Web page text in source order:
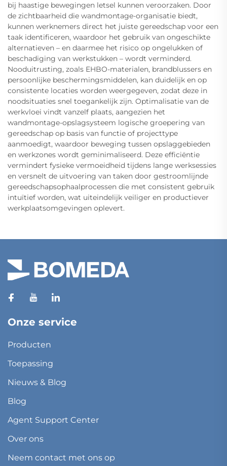
bij haastige bewegingen letsel kunnen veroorzaken. Door
de zichtbaarheid die wandmontage-organisatie biedt,
kunnen werknemers direct het juiste gereedschap voor een
taak identificeren, waardoor het gebruik van ongeschikte
alternatieven – en daarmee het risico op ongelukken of
beschadiging van werkstukken – wordt verminderd.
Nooduitrusting, zoals EHBO-materialen, brandblussers en
persoonlijke beschermingsmiddelen, kan duidelijk en op
consistente locaties worden weergegeven, zodat deze in
noodsituaties snel toegankelijk zijn. Optimalisatie van de
werkvloei vindt vanzelf plaats, aangezien het
wandmontage-opslagsysteem logische groepering van
gereedschap op basis van functie of projecttype
aanmoedigt, waardoor beweging tussen opslaggebieden
en werkzones wordt geminimaliseerd. Deze efficiëntie
vermindert fysieke vermoeidheid tijdens lange werksessies
en versnelt de uitvoering van taken door gestroomlijnde
gereedschapsophaalprocessen die met consistent gebruik
intuïtief worden, wat uiteindelijk veiliger en productiever
werkplaatsomgevingen oplevert.
Onze service
Producten
Toepassing
Nieuws & Blog
Blog
Agent Support Center
Over ons
Neem contact met ons op